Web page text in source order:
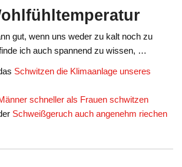
gut, wenn uns weder zu kalt noch zu
ich auch spannend zu wissen, …
Schwitzen die Klimaanlage unseres
schneller als Frauen schwitzen
Schweißgeruch auch angenehm riechen